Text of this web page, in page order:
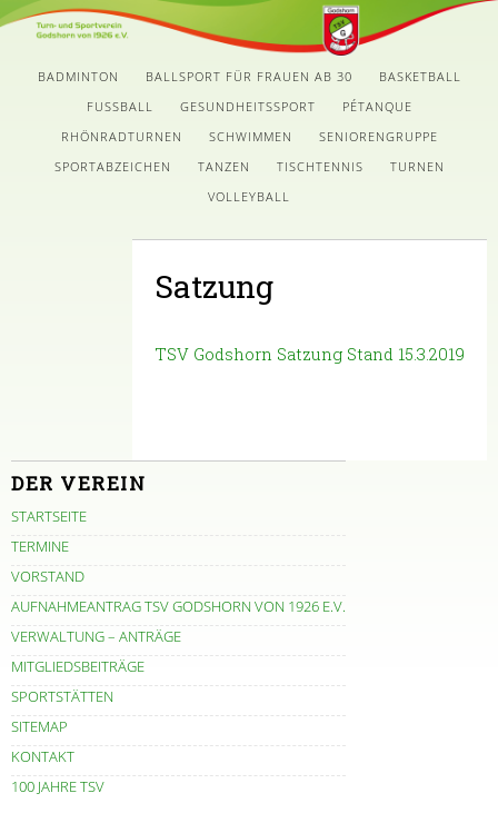
BADMINTON BALLSPORT FÜR FRAUEN AB 30
BASKETBALL
FUSSBALL
GESUNDHEITSSPORT
PÉTANQUE
RHÖNRADTURNEN
SCHWIMMEN
SENIORENGRUPPE
SPORTABZEICHEN
TANZEN TISCHTENNIS
TURNEN
VOLLEYBALL
Satzung
TSV Godshorn Satzung Stand 15.3.2019
DER VEREIN
STARTSEITE
TERMINE
VORSTAND
AUFNAHMEANTRAG TSV GODSHORN VON 1926 E.V.
VERWALTUNG – ANTRÄGE
MITGLIEDSBEITRÄGE
SPORTSTÄTTEN
SITEMAP
KONTAKT
100 JAHRE TSV